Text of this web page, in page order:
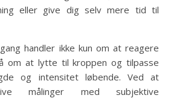
eller give dig selv mere tid til
handler ikke kun om at reagere
om at lytte til kroppen og tilpasse
og intensitet løbende. Ved at
målinger med subjektive